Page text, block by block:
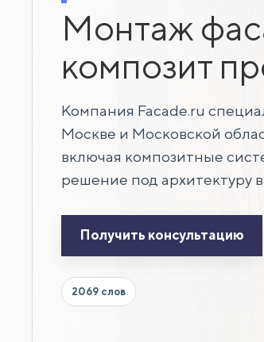
Монтаж
композит
Компания Facade.ru
Москве и Московской
включая композитные
решение под архитектуру
Получить консультацию
2069 слов